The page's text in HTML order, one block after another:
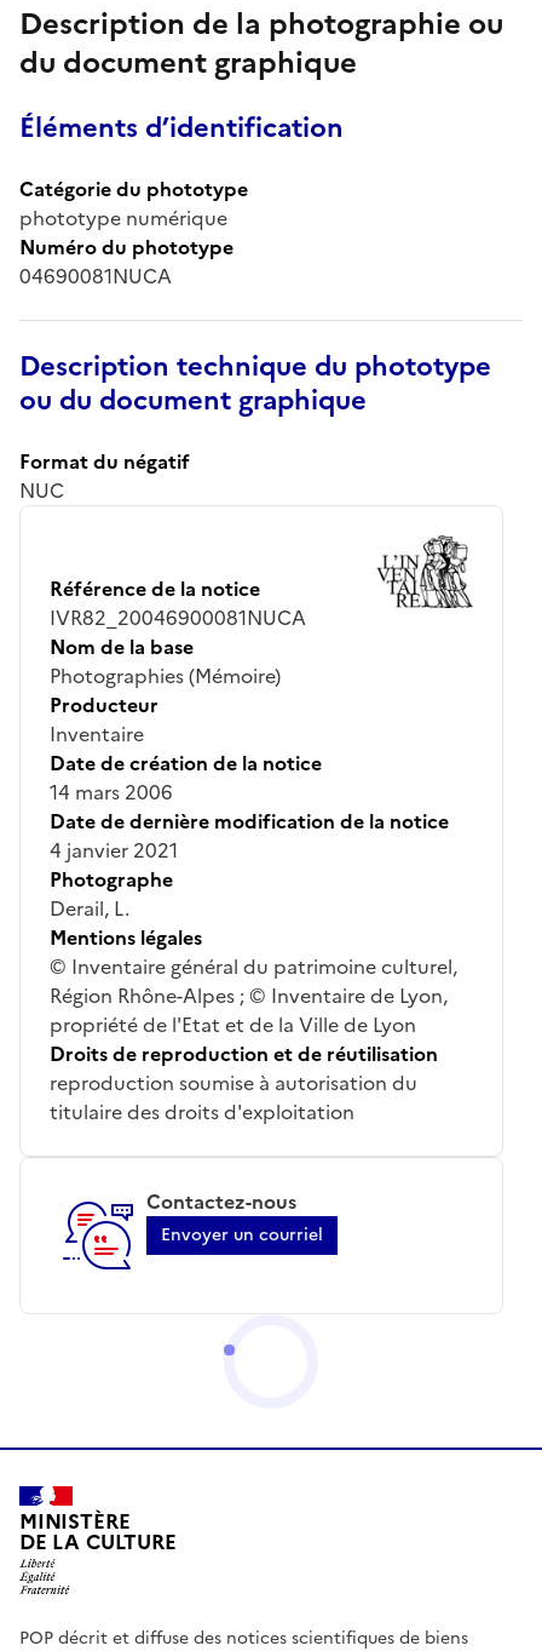
Description de la photographie ou
du document graphique
Éléments d’identification
Catégorie du phototype
phototype numérique
Numéro du phototype
04690081NUCA
Description technique du phototype
ou du document graphique
Format du négatif
NUC
Référence de la notice
IVR82_20046900081NUCA
Nom de la base
Photographies (Mémoire)
Producteur
Inventaire
Date de création de la notice
14 mars 2006
Date de dernière modification de la notice
4 janvier 2021
Photographe
Derail, L.
Mentions légales
© Inventaire général du patrimoine culturel,
Région Rhône-Alpes ; © Inventaire de Lyon,
propriété de l'Etat et de la Ville de Lyon
Droits de reproduction et de réutilisation
reproduction soumise à autorisation du
titulaire des droits d'exploitation
Contactez-nous
Envoyer un courriel
MINISTÈRE
DE LA CULTURE
POP décrit et diffuse des notices scientifiques de biens